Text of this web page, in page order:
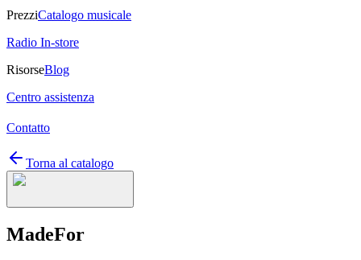
PrezziCatalogo musicale
Radio In-store
RisorseBlog
Centro assistenza
Contatto
Torna al catalogo
MadeFor